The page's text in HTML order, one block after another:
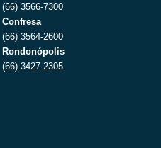
(66) 3566-7300
Confresa
(66) 3564-2600
Rondonópolis
(66) 3427-2305